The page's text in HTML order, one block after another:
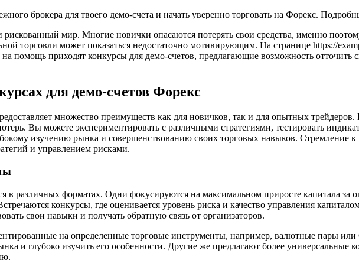
брокера для твоего демо-счета и начать уверенно торговать на Форекс.
мир. Многие новички опасаются потерять свои средства, именно
торговли может показаться недостаточно мотивирующим. На странице https://
помощь приходят конкурсы для демо-счетов, предлагающие возможность
для демо-счетов Форекс
множество преимуществ как для новичков, так и для опытных
Вы можете экспериментировать с различными стратегиями, тестировать
изучению рынка и совершенствованию своих торговых навыков. Стремление к
и управлением рисками.
в различных форматах. Одни фокусируются на максимальном приросте капитала за
конкурсы, где оценивается уровень риска и качество управления
свои навыки и получать обратную связь от организаторов.
на определенные торговые инструменты, например, валютные пары или
и глубоко изучить его особенности. Другие же предлагают более универсальные